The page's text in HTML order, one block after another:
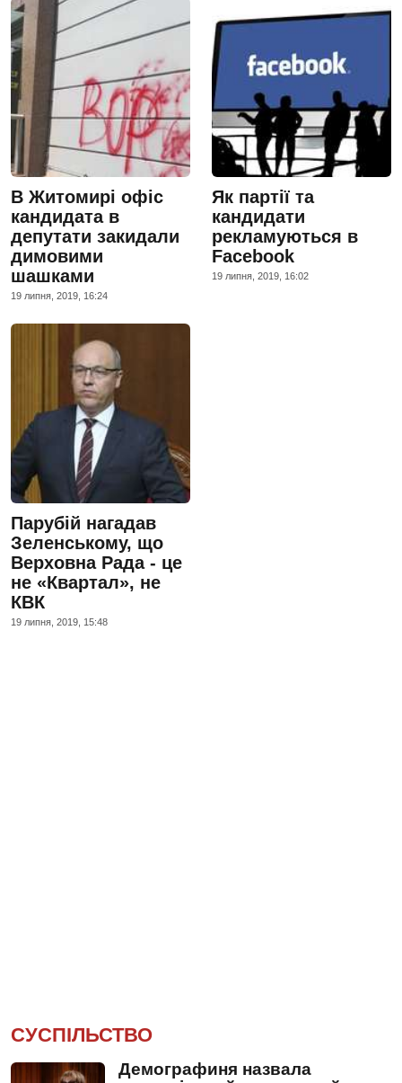
В Житомирі офіс
кандидата в
депутати закидали
димовими
шашками
19 липня, 2019, 16:24
Як партії та
кандидати
рекламуються в
Facebook
19 липня, 2019, 16:02
Парубій нагадав
Зеленському, що
Верховна Рада - це
не «Квартал», не
КВК
19 липня, 2019, 15:48
СУСПІЛЬСТВО
Демографиня назвала